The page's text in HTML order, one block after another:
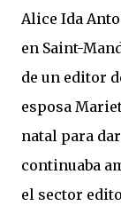
Alice Ida
en Saint-
de un editor
esposa
natal para
continuaba
el sector